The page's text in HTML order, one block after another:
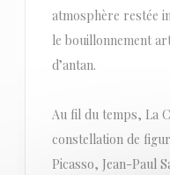
atmosphère restée
le bouillonnement
d’antan.
Au fil du temps, La
constellation de
Picasso, Jean-Paul